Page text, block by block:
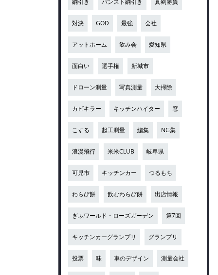
綱引き パンスト綱引き 真剣勝負
対決 GOD 最強 会社
アットホーム 飲み会 愛知県
面白い 選手権 新城市
ドローン測量 写真測量 大掃除
カビキラー キッチンハイター 窓
こする 起工測量 編集 NG集
浪漫飛行 米米CLUB 岐阜県
可児市 キッチンカー つるもち
わらび餅 飲むわらび餅 出店情報
ぎふワールド・ローズガーデン 第7回
キッチンカーグランプリ グランプリ
投票 味 車のデザイン 測量会社